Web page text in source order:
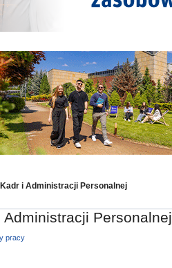
i Administracji Personalnej
Personalnej
pracy